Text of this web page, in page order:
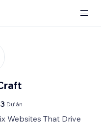
Dự án
Websites That Drive